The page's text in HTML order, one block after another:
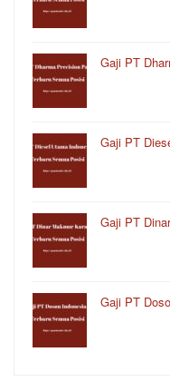
Gaji PT
Gaji PT
Gaji PT
Gaji PT